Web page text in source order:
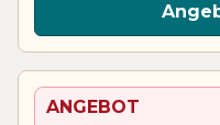
ANGEBOT